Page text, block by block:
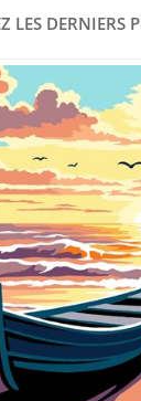
LES DERNIERS